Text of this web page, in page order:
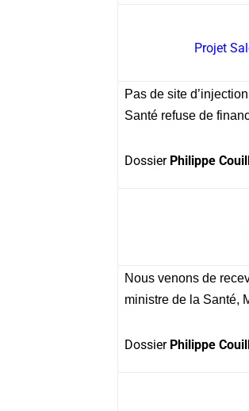
Projet
Pas de site
Santé refuse de
Dossier Philippe
Nous venons de
ministre de la Santé,
Dossier Philippe